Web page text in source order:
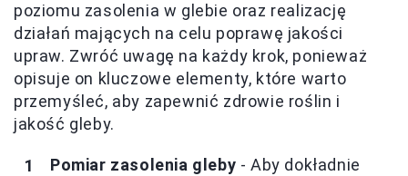
poziomu zasolenia w glebie oraz realizację
działań mających na celu poprawę jakości
upraw. Zwróć uwagę na każdy krok, ponieważ
opisuje on kluczowe elementy, które warto
przemyśleć, aby zapewnić zdrowie roślin i
jakość gleby.
Pomiar zasolenia gleby - Aby dokładnie